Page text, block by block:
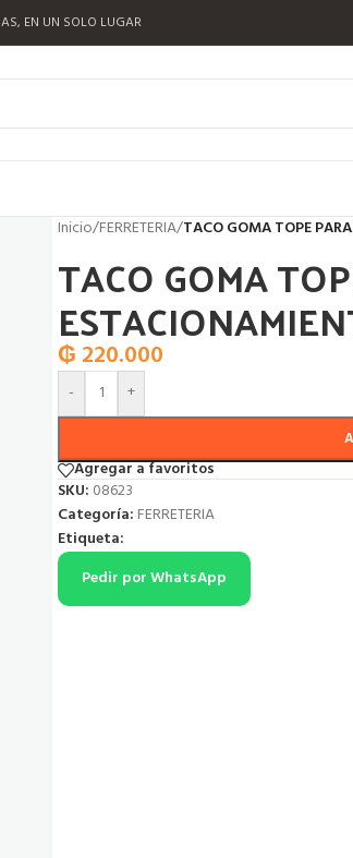
EN UN SOLO LUGAR
Inicio/FERRETERIA/TACO GOMA TOPE
TACO GOMA
₲ 220.000
- +
Agregar a favoritos
SKU: 08623
Categoría: FERRETERIA
Etiqueta:
Pedir por WhatsApp